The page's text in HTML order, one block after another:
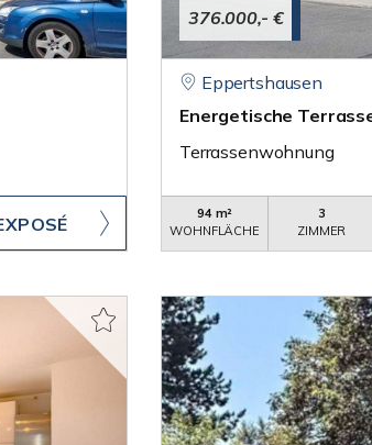
376.000,- €
Eppertshausen
Energetische
Terrassenwohnung
94 m²
WOHNFLÄCHE
3
ZIMMER